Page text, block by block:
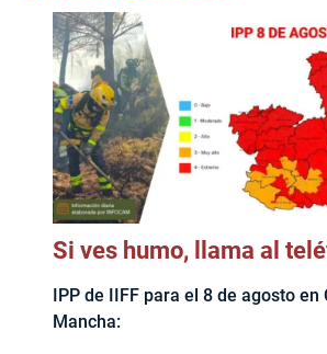
Si ves humo, llama al
IPP de IIFF para el 8 de agosto en
Mancha: